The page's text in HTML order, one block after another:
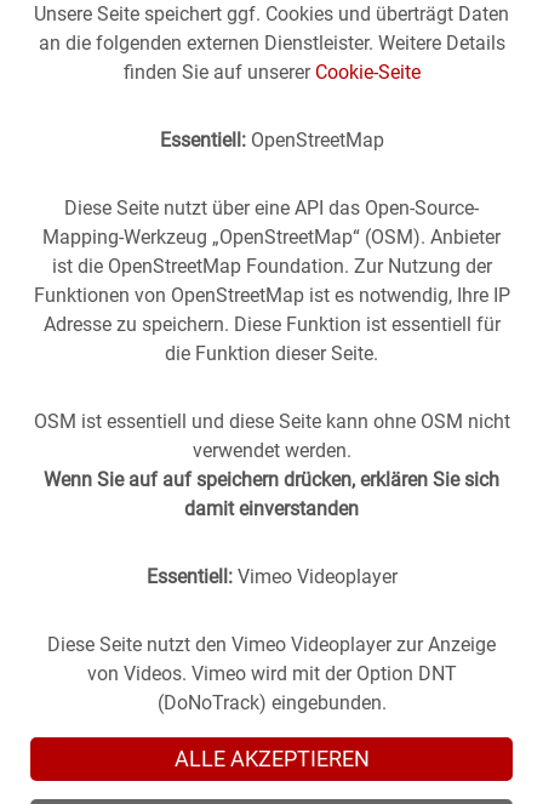
Stuttgart aus derVergangenheitin dieGegenwart
Historische Fotos aus Stuttgart im direkten Vergleich mit
zeitgenössischen Bildern.
Unsere Seite speichert ggf. Cookies und überträgt Daten
an die folgenden externen Dienstleister. Weitere Details
finden Sie auf unserer Cookie-Seite
Essentiell:OpenStreetMap
Diese Seite nutzt über eine API das Open-Source-
Mapping-Werkzeug „OpenStreetMap“ (OSM). Anbieter
ist die OpenStreetMap Foundation. Zur Nutzung der
Funktionen von OpenStreetMap ist es notwendig, Ihre IP
Adresse zu speichern. Diese Funktion ist essentiell für
die Funktion dieser Seite.
OSM ist essentiell und diese Seite kann ohne OSM nicht
verwendet werden.
Wenn Sie auf auf speichern drücken, erklären Sie sich
damit einverstanden
Essentiell:Vimeo Videoplayer
Diese Seite nutzt den Vimeo Videoplayer zur Anzeige
von Videos. Vimeo wird mit der Option DNT
(DoNoTrack) eingebunden.
ALLE AKZEPTIEREN